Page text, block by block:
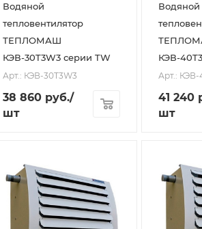
Водяной
тепловентилятор
ТЕПЛОМАШ
КЭВ-30T3W3 серии TW
Арт.: КЭВ-30T3W3
38 860 руб./
шт
Водяной
КЭВ-
Арт.: КЭВ-
41 240
шт